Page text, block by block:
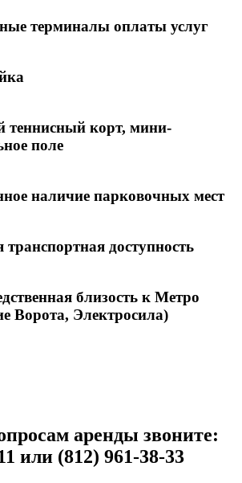
терминалы оплаты услуг
корт, мини-
поле
наличие парковочных мест
транспортная доступность
близость к Метро
Ворота, Электросила)
аренды звоните:
или (812) 961-38-33